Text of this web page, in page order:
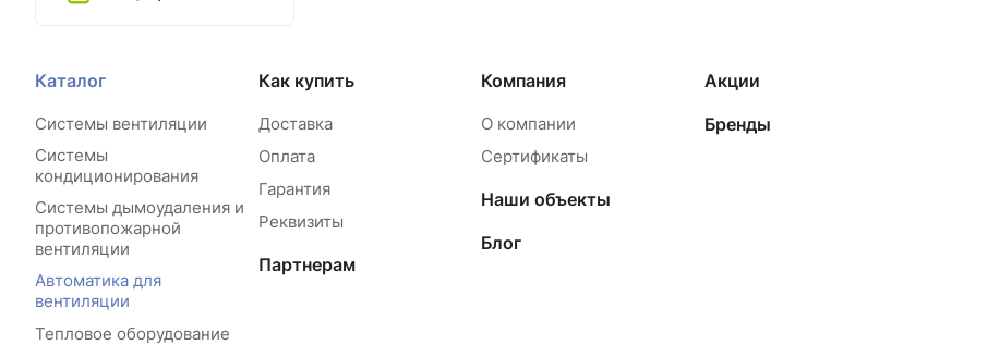
Каталог
Системы вентиляции
Системы
кондиционирования
Системы дымоудаления и
противопожарной
вентиляции
Автоматика для
вентиляции
Тепловое оборудование
Как купить
Доставка
Оплата
Гарантия
Реквизиты
Партнерам
Компания
О компании
Сертификаты
Наши объекты
Блог
Акции
Бренды